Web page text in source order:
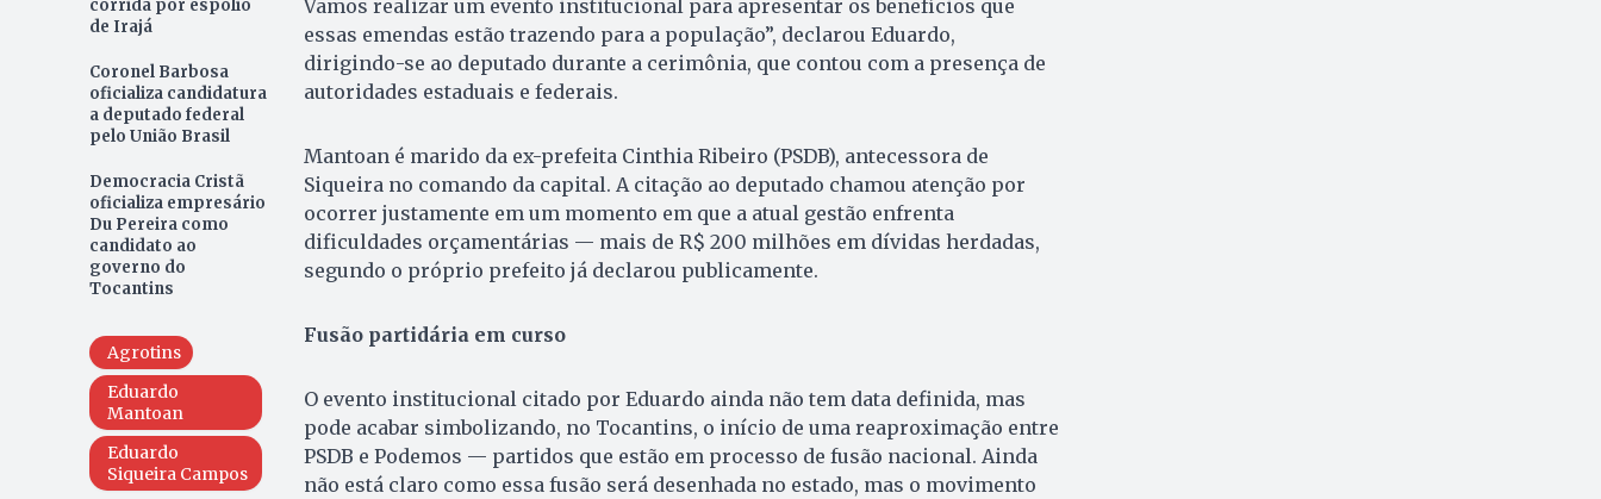
corrida por espólio
de Irajá
Coronel Barbosa
oficializa candidatura
a deputado federal
pelo União Brasil
Democracia Cristã
oficializa empresário
Du Pereira como
candidato ao
governo do
Tocantins
Agrotins
Eduardo
Mantoan
Eduardo
Siqueira Campos
Vamos realizar um evento institucional para apresentar os benefícios que
essas emendas estão trazendo para a população”, declarou Eduardo,
dirigindo-se ao deputado durante a cerimônia, que contou com a presença de
autoridades estaduais e federais.
Mantoan é marido da ex-prefeita Cinthia Ribeiro (PSDB), antecessora de
Siqueira no comando da capital. A citação ao deputado chamou atenção por
ocorrer justamente em um momento em que a atual gestão enfrenta
dificuldades orçamentárias — mais de R$ 200 milhões em dívidas herdadas,
segundo o próprio prefeito já declarou publicamente.
Fusão partidária em curso
O evento institucional citado por Eduardo ainda não tem data definida, mas
pode acabar simbolizando, no Tocantins, o início de uma reaproximação entre
PSDB e Podemos — partidos que estão em processo de fusão nacional. Ainda
não está claro como essa fusão será desenhada no estado, mas o movimento